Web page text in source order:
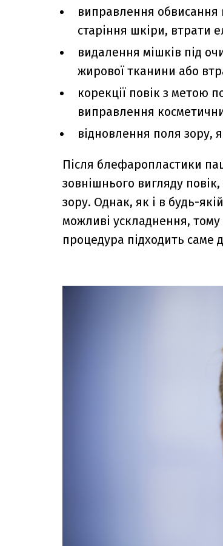
виправлення обвисання
старіння шкіри, втрати
видалення мішків під
жирової тканини або
корекції повік з метою
виправлення
відновлення поля зору,
Після блефаропластики
зовнішнього вигляду
зору. Однак, як і в будь-
можливі ускладнення,
процедура підходить саме